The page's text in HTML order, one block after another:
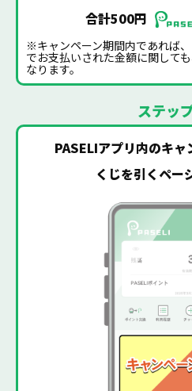
合計500円
※キャンペーン期間内であれば
でお支払いされた金額に関して
なります。
ステッ
PASELIアプリ内のキャ
くじを引くペー